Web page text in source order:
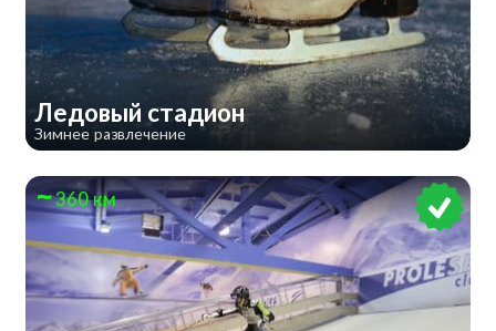
​Ледовый стадион
Зимнее развлечение
360 км